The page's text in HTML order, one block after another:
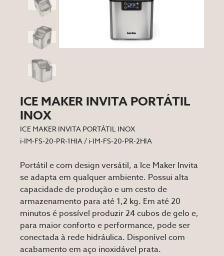
ICE MAKER INVITA PORTÁTIL
INOX
ICE MAKER INVITA PORTÁTIL INOX
i-IM-FS-20-PR-1HIA / i-IM-FS-20-PR-2HIA
Portátil e com design versátil, a Ice Maker Invita
se adapta em qualquer ambiente. Possui alta
capacidade de produção e um cesto de
armazenamento para até 1,2 kg. Em até 20
minutos é possível produzir 24 cubos de gelo e,
para maior conforto e performance, pode ser
conectada à rede hidráulica. Disponível com
acabamento em aço inoxidável prata.